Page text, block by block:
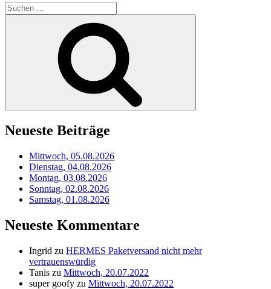
Suchen
nach:
Neueste Beiträge
Mittwoch, 05.08.2026
Dienstag, 04.08.2026
Montag, 03.08.2026
Sonntag, 02.08.2026
Samstag, 01.08.2026
Neueste Kommentare
Ingrid zu HERMES Paketversand nicht mehr
vertrauenswürdig
Tanis zu Mittwoch, 20.07.2022
super goofy zu Mittwoch, 20.07.2022